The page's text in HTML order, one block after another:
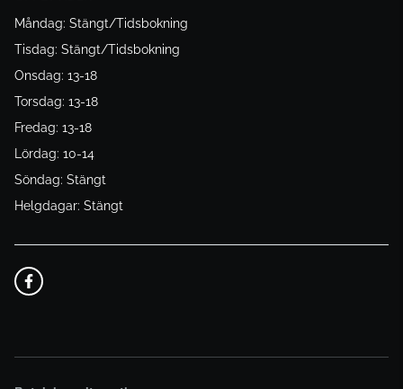
Måndag: Stängt/Tidsbokning
Tisdag: Stängt/Tidsbokning
Onsdag: 13-18
Torsdag: 13-18
Fredag: 13-18
Lördag: 10-14
Söndag: Stängt
Helgdagar: Stängt